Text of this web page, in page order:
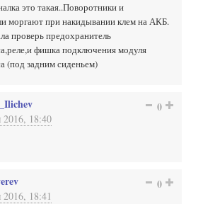
это такая..Поворотники и
моргают при накидывании клем на АКБ.
проверь предохранитель
фишка подключения модуля
(под задним сиденьем)
2016, 18:40
0
2016, 18:41
0